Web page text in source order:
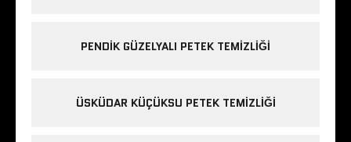
PENDIK GÜZELYALI PETEK TEMIZLIĞI
ÜSKÜDAR KÜÇÜKSU PETEK TEMIZLIĞI